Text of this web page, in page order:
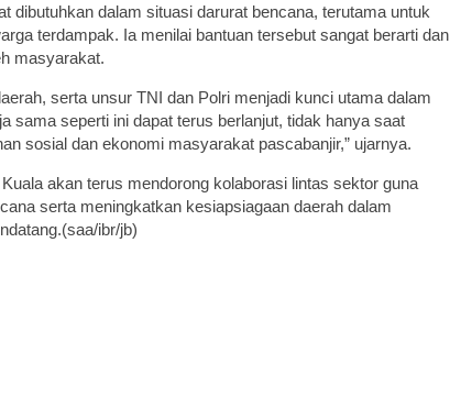
dibutuhkan dalam situasi darurat bencana, terutama untuk
terdampak. Ia menilai bantuan tersebut sangat berarti dan
masyarakat.
serta unsur TNI dan Polri menjadi kunci utama dalam
sama seperti ini dapat terus berlanjut, tidak hanya saat
sosial dan ekonomi masyarakat pascabanjir,” ujarnya.
akan terus mendorong kolaborasi lintas sektor guna
serta meningkatkan kesiapsiagaan daerah dalam
ibr/jb)